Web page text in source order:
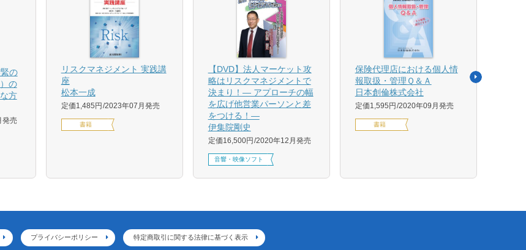
の
の
方
発売
リスクマネジメント 実践講
座
松本一成
定価1,485円 2023年07月発売
書籍
【DVD】法人マーケット攻
略はリスクマネジメントで
決まり！― アプローチの幅
を広げ他営業パーソンと差
をつける！―
伊集院剛史
定価16,500円 2020年12月発売
音響・映像ソフト
保険代理店における個人情
報取扱・管理Ｑ＆Ａ
日本創倫株式会社
定価1,595円 2020年09月発売
書籍
プライバシーポリシー 特定商取引に関する法律に基づく表示